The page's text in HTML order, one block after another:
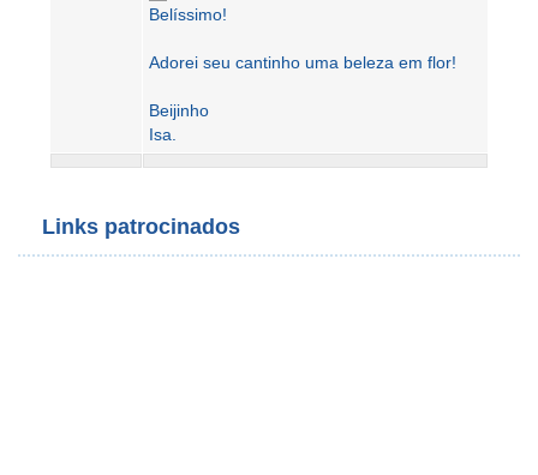
Belíssimo!
Adorei seu cantinho uma beleza em flor!
Beijinho
Isa.
Links patrocinados